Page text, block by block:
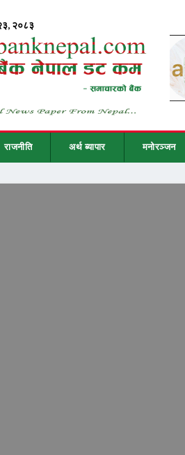
राजनीति अर्थ ब्यापार मनोरञ्जन